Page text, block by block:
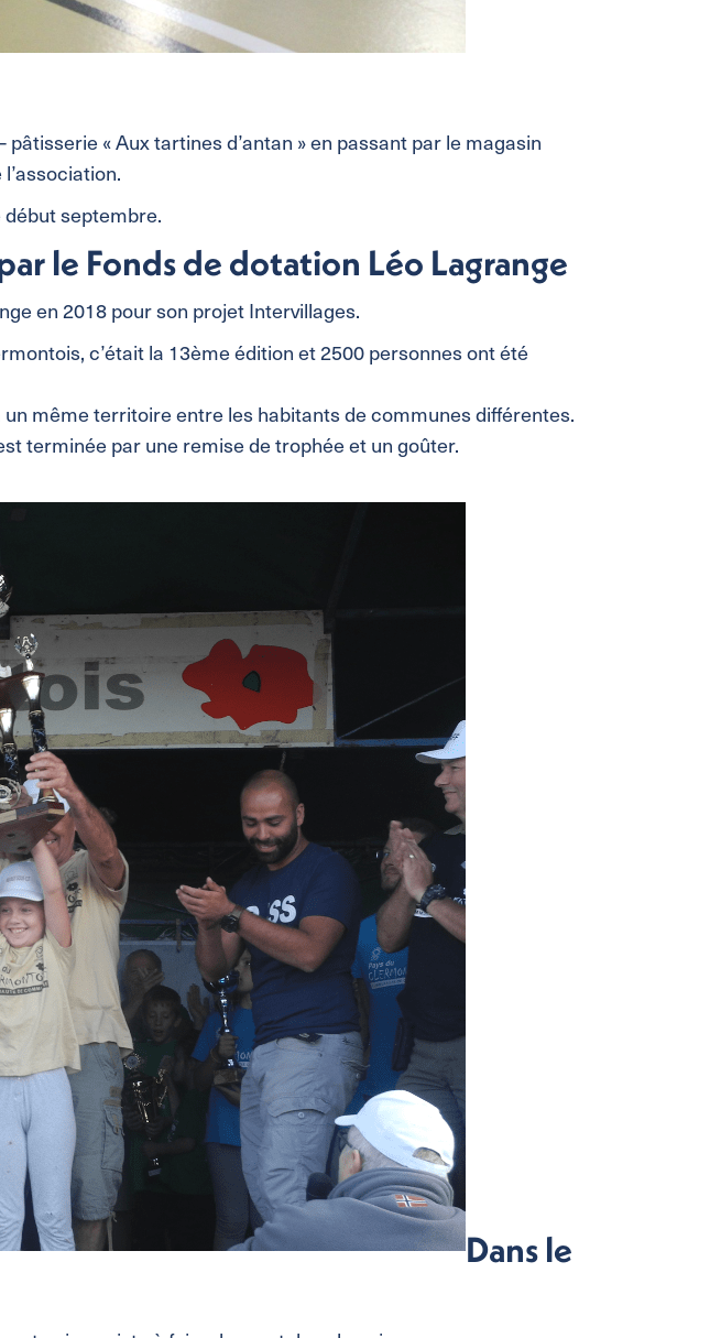
« Aux tartines d’antan » en passant par le magasin
début septembre.
le Fonds de dotation Léo Lagrange
en 2018 pour son projet Intervillages.
c’était la 13ème édition et 2500 personnes ont été
même territoire entre les habitants de communes différentes.
terminée par une remise de trophée et un goûter.
Dans le